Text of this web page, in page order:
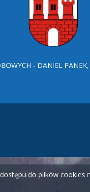
- DANIEL
do plików cookies